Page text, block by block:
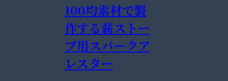
100均素材で製
作する薪ストー
ブ用スパークア
レスター